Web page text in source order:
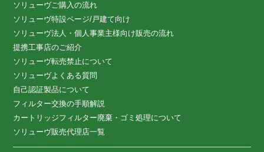
ソリューヴご購入の流れ
ソリューヴ特設ページ/戸建て向け
ソリューヴ法人・個人事業主様向け販売の流れ
提携工事店のご紹介
ソリューヴ転売禁止について
ソリューヴよくある質問
自己認証製品について
フィルター交換の手順解説
カートリッジフィルター廃棄・ゴミ処理について
ソリューヴ販売代理店一覧